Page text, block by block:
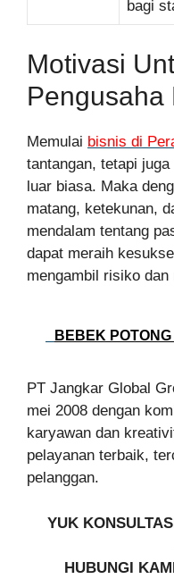
bagi
Motivasi
Pengusaha
Memulai bisnis di
tantangan, tetapi
luar biasa. Maka
matang, ketekunan,
mendalam tentang
dapat meraih
mengambil risiko dan
BEBEK
PT Jangkar Global
mei 2008 dengan
karyawan dan
pelayanan terbaik,
pelanggan.
YUK
HUBUNGI